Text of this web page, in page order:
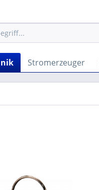
Stromerzeuger